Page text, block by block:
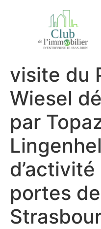
visite du
Wiesel
par
portes de